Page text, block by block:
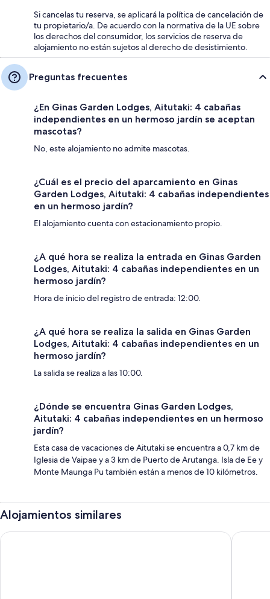
Si cancelas tu reserva, se aplicará la política de cancelación de
tu propietario/a. De acuerdo con la normativa de la UE sobre
los derechos del consumidor, los servicios de reserva de
alojamiento no están sujetos al derecho de desistimiento.
Preguntas frecuentes
¿En Ginas Garden Lodges, Aitutaki: 4 cabañas
independientes en un hermoso jardín se aceptan
mascotas?
No, este alojamiento no admite mascotas.
¿Cuál es el precio del aparcamiento en Ginas
Garden Lodges, Aitutaki: 4 cabañas independientes
en un hermoso jardín?
El alojamiento cuenta con estacionamiento propio.
¿A qué hora se realiza la entrada en Ginas Garden
Lodges, Aitutaki: 4 cabañas independientes en un
hermoso jardín?
Hora de inicio del registro de entrada: 12:00.
¿A qué hora se realiza la salida en Ginas Garden
Lodges, Aitutaki: 4 cabañas independientes en un
hermoso jardín?
La salida se realiza a las 10:00.
¿Dónde se encuentra Ginas Garden Lodges,
Aitutaki: 4 cabañas independientes en un hermoso
jardín?
Esta casa de vacaciones de Aitutaki se encuentra a 0,7 km de
Iglesia de Vaipae y a 3 km de Puerto de Arutanga. Isla de Ee y
Monte Maunga Pu también están a menos de 10 kilómetros.
Alojamientos similares
Gina's Garden Lodges Resort